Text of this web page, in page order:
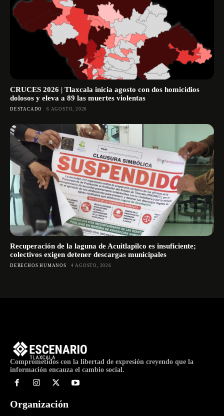
CRUCES 2026 | Tlaxcala inicia agosto con dos homicidios
dolosos y eleva a 89 las muertes violentas
DESTACADO 6 AGOSTO, 2026
Recuperación de la laguna de Acuitlapilco es insuficiente;
colectivos exigen detener descargas municipales
DERECHOS HUMANOS 4 AGOSTO, 2026
Comprometidos con la libertad de expresión creyendo que la
información encauza el cambio social.
Organización